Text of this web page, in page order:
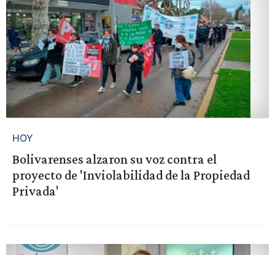
HOY
Bolivarenses alzaron su voz contra el
proyecto de 'Inviolabilidad de la Propiedad
Privada'